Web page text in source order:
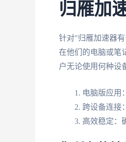
归雁加
针对"归雁加速器有
在他们的电脑或笔
户无论使用何种设
电脑版应用
跨设备连接
高效稳定：